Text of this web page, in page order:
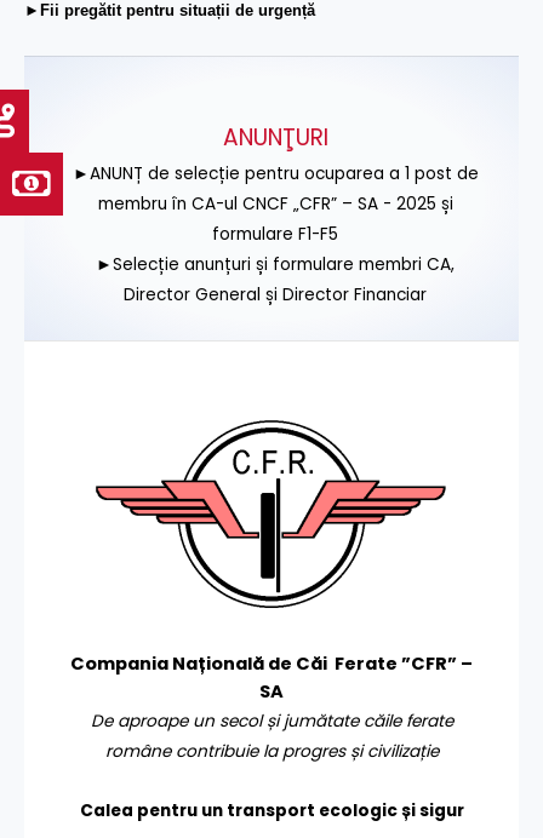
►Fii pregătit pentru situații de urgență
ANUNŢURI
►ANUNȚ de selecție pentru ocuparea a 1 post de
membru în CA-ul CNCF „CFR” – SA - 2025 și
formulare F1-F5
►Selecție anunțuri și formulare membri CA,
Director General și Director Financiar
Compania Națională de Căi Ferate ”CFR” –
SA
De aproape un secol și jumătate căile ferate
române contribuie la progres și civilizație
Calea pentru un transport ecologic și sigur